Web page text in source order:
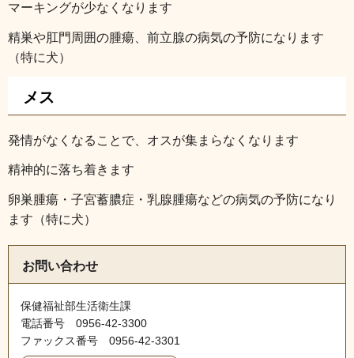
マーキングが少なくなります
精巣や肛門周囲の腫瘍、前立腺の病気の予防になります
（特に犬）
メス
発情がなくなることで、オスが集まらなくなります
精神的に落ち着きます
卵巣腫瘍・子宮蓄膿症・乳腺腫瘍などの病気の予防になり
ます（特に犬）
お問い合わせ
保健福祉部生活衛生課
電話番号 0956‐42‐3300
ファックス番号 0956‐42‐3301